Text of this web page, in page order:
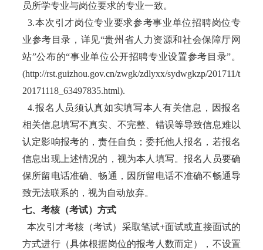
员所学专业与岗位要求的专业一致。
3.本次引才岗位专业要求参考事业单位招聘岗位专
业参考目录，详见“贵州省人力资源和社会保障厅网
站”公布的“事业单位公开招聘专业设置参考目录”。
(http://rst.guizhou.gov.cn/zwgk/zdlyxx/sydwgkzp/201711/t
20171118_63497835.html).
4.报名人员须认真如实填写本人有关信息，因报名
相关信息填写不真实、不完整、错误等导致信息难以
认定影响报考的，责任自负；委托他人报名，若报名
信息出现上述情况的，视为本人填写。报名人员要确
保所留电话准确、畅通，因所留电话不准确不畅通导
致无法联系的，视为自动放弃。
七、考核（考试）方式
本次引才考核（考试）采取笔试+面试或直接面试的
方式进行（具体根据岗位的报考人数而定），不设置